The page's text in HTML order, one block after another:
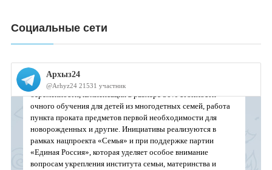
Социальные сети